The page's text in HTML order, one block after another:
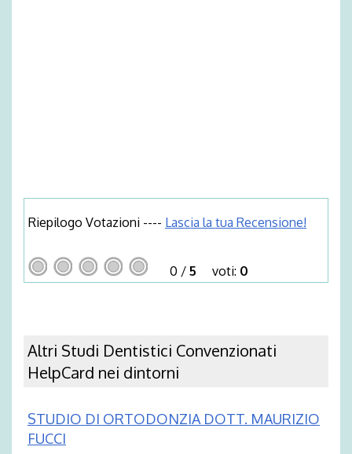
Riepilogo Votazioni ---- Lascia la tua Recensione!
0 / 5 voti: 0
Altri Studi Dentistici Convenzionati
HelpCard nei dintorni
STUDIO DI ORTODONZIA DOTT. MAURIZIO
FUCCI